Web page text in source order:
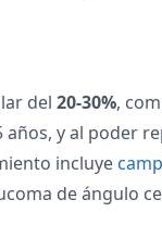
del 20-30%,
y al poder
incluye
de ángulo